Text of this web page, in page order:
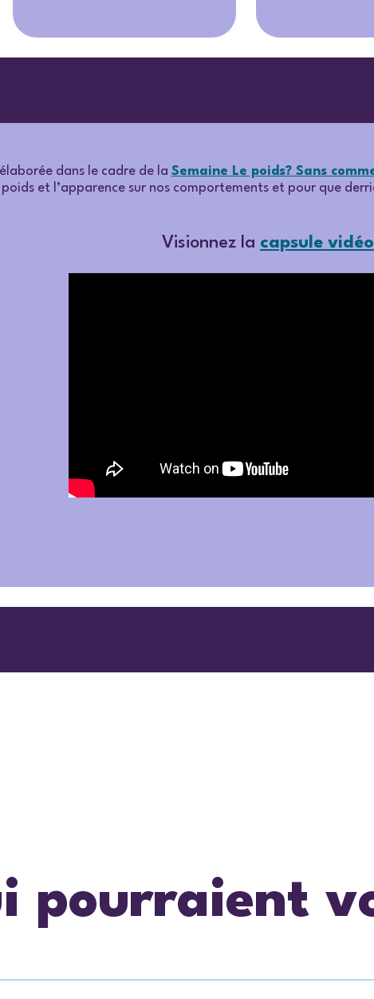
dans le cadre de la Semaine Le poids? Sans
poids et l’apparence sur nos comportements et pour que
Visionnez la capsule vidéo
pourraient